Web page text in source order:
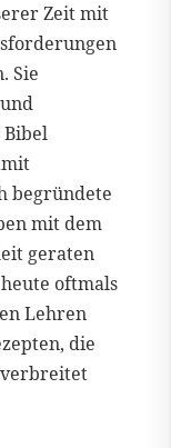
Zeit mit
Sie
Bibel
begründete
mit dem
geraten
oftmals
Lehren
die